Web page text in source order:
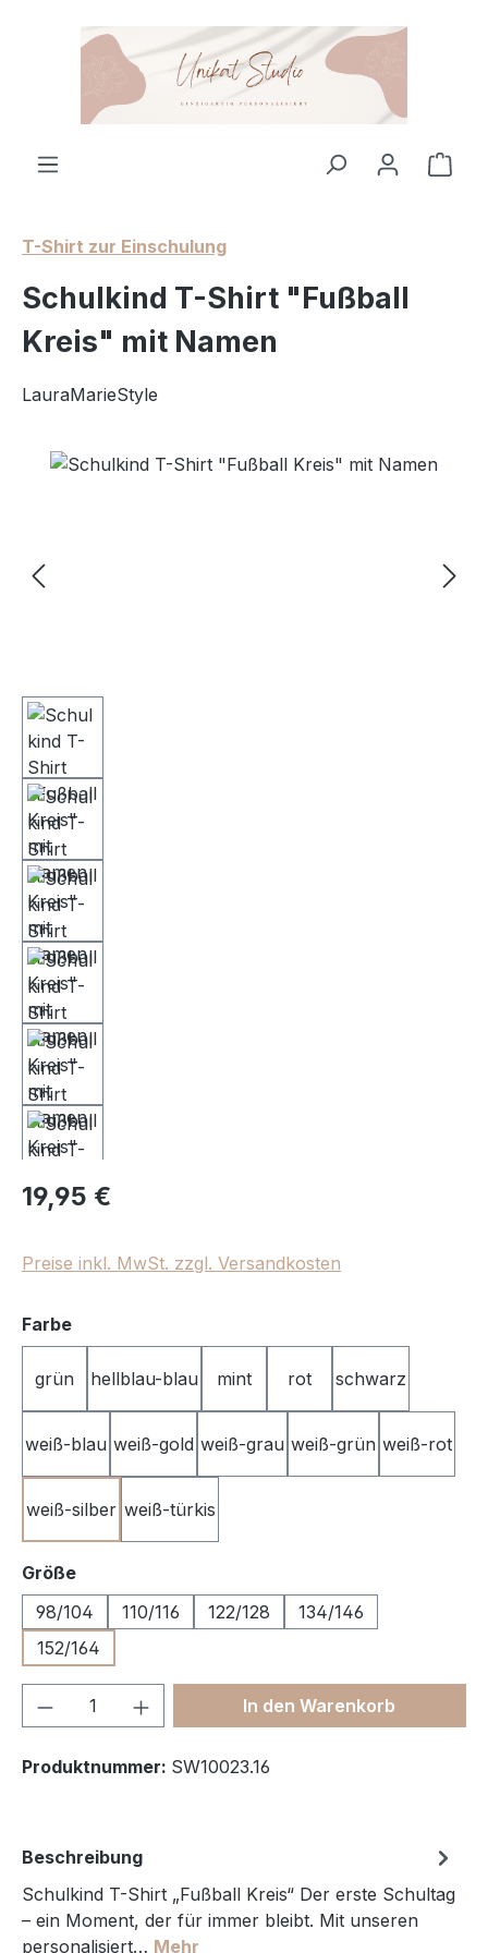
Zum Hauptinhalt springen
T-Shirt zur Einschulung
Schulkind T-Shirt "Fußball
Kreis" mit Namen
LauraMarieStyle
Bildergalerie überspringen
Regulärer Preis:
19,95 €
Preise inkl. MwSt. zzgl. Versandkosten
Farbeauswählen
grün hellblau-blau mint rot schwarz
weiß-blau weiß-gold weiß-grau weiß-grün weiß-rot
weiß-silber weiß-türkis
Größeauswählen
98/104
110/116 122/128
134/146
152/164
Produkt Anzahl: Gib denIn den Warenkorb
Produktnummer: SW10023.16
Beschreibung
Schulkind T-Shirt „Fußball Kreis“ Der erste Schultag
– ein Moment, der für immer bleibt. Mit unseren
personalisiert… Mehr